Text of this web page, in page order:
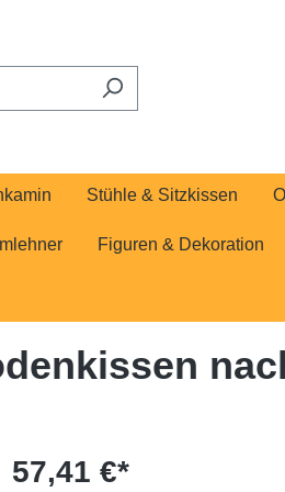
Stühle & Sitzkissen
Figuren & Dekoration
57,41 €*